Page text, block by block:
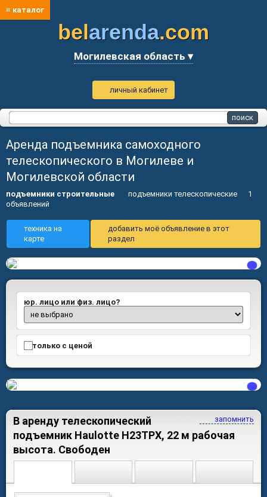
≡ каталог
belarenda.com
Могилевская область ▾
личный кабинет
Аренда подъемника самоходного
телескопического в Могилеве и
Могилевской области
подъемники строительные подъемники телескопические
1
объявлений
техника на
карте
добавить моё объявление в этот
раздел
юр. лицо или физ. лицо?
только с ценой
запомнить
В аренду телескопический
подъемник Haulotte H23TPX, 22 м рабочая
высота. Свободен